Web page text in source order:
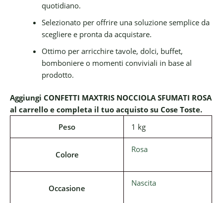
quotidiano.
Selezionato per offrire una soluzione semplice da
scegliere e pronta da acquistare.
Ottimo per arricchire tavole, dolci, buffet,
bomboniere o momenti conviviali in base al
prodotto.
Aggiungi CONFETTI MAXTRIS NOCCIOLA SFUMATI ROSA
al carrello e completa il tuo acquisto su Cose Toste.
Peso
1 kg
Colore
Rosa
Occasione
Nascita